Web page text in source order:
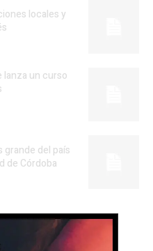
locales y
lanza un curso
grande del país
de Córdoba